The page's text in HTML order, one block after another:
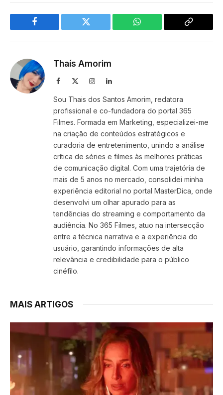
Facebook Twitter WhatsApp
Copy
Thaís Amorim
Facebook InstagramLinkedIn
Sou Thais dos Santos Amorim, redatora
profissional e co-fundadora do portal 365
Filmes. Formada em Marketing, especializei-me
na criação de conteúdos estratégicos e
curadoria de entretenimento, unindo a análise
crítica de séries e filmes às melhores práticas
de comunicação digital. Com uma trajetória de
mais de 5 anos no mercado, consolidei minha
experiência editorial no portal MasterDica, onde
desenvolvi um olhar apurado para as
tendências do streaming e comportamento da
audiência. No 365 Filmes, atuo na intersecção
entre a técnica narrativa e a experiência do
usuário, garantindo informações de alta
relevância e credibilidade para o público
cinéfilo.
MAIS ARTIGOS